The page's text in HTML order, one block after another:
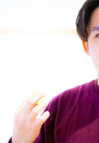
内
容
と
は
【株
式
こ
の